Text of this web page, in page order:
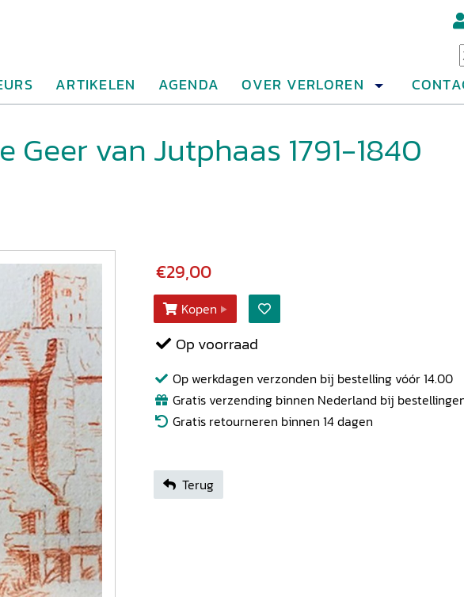
ARTIKELEN AGENDA OVER VERLOREN
van Jutphaas 1791-1840
€29,00
Kopen
Op voorraad
Op werkdagen verzonden bij bestelling vóór 14.00
Gratis verzending binnen Nederland bij
Gratis retourneren binnen 14 dagen
Terug